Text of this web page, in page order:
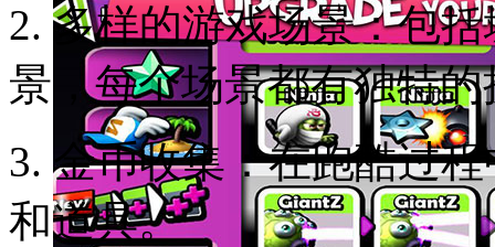
2. 多样的游戏场景：包
景，每个场景都有独特
3. 金币收集：在跑酷过
和道具。